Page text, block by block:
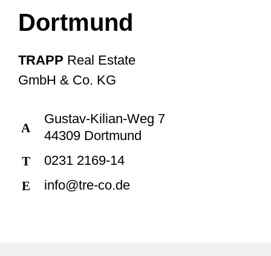
Dortmund
TRAPP Real Estate
GmbH & Co. KG
A
Gustav-Kilian-Weg 7
44309 Dortmund
T 0231 2169-14
E info@tre-co.de